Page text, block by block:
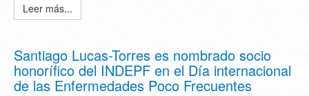
Leer más...
Santiago Lucas-Torres es nombrado socio
honorífico del INDEPF en el Día internacional
de las Enfermedades Poco Frecuentes